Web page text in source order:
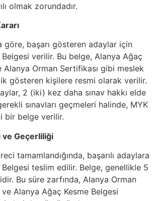
olmak zorundadır.
göre, başarı gösteren adaylar için
verilir. Bu belge, Alanya Ağaç
Alanya Orman Sertifikası gibi meslek
gösteren kişilere resmi olarak verilir.
2 (iki) kez daha sınav hakkı elde
sınavları geçmeleri halinde, MYK
bir belge verilir.
ve Geçerliliği
tamamlandığında, başarılı adaylara
teslim edilir. Belge, genellikle 5
Bu süre zarfında, Alanya Orman
Alanya Ağaç Kesme Belgesi